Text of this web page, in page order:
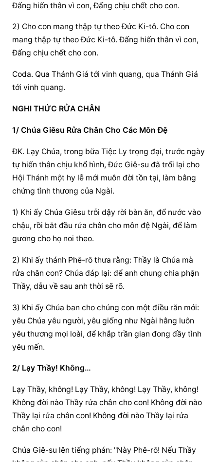
Đấng hiến thân vì con, Đấng chịu chết cho con.
2) Cho con mang thập tự theo Đức Ki-tô. Cho con
mang thập tự theo Đức Ki-tô. Đấng hiến thân vì con,
Đấng chịu chết cho con.
Coda. Qua Thánh Giá tới vinh quang, qua Thánh Giá
tới vinh quang.
NGHI THỨC RỬA CHÂN
1/ Chúa Giêsu Rửa Chân Cho Các Môn Đệ
ĐK. Lạy Chúa, trong bữa Tiệc Ly trọng đại, trước ngày
tự hiến thân chịu khổ hình, Đức Giê-su đã trối lại cho
Hội Thánh một hy lễ mới muôn đời tồn tại, làm bằng
chứng tình thương của Ngài.
1) Khi ấy Chúa Giêsu trỗi dậy rời bàn ăn, đổ nước vào
chậu, rồi bắt đầu rửa chân cho môn đệ Ngài, để làm
gương cho họ noi theo.
2) Khi ấy thánh Phê-rô thưa rằng: Thầy là Chúa mà
rửa chân con? Chúa đáp lại: để anh chung chia phận
Thầy, dẫu về sau anh thời sẽ rõ.
3) Khi ấy Chúa ban cho chúng con một điều răn mới:
yêu Chúa yêu người, yêu giống như Ngài hằng luôn
yêu thương mọi loài, để khắp trần gian đong đầy tình
yêu mến.
2/ Lạy Thầy! Không…
Lạy Thầy, không! Lạy Thầy, không! Lạy Thầy, không!
Không đời nào Thầy rửa chân cho con! Không đời nào
Thầy lại rửa chân con! Không đời nào Thầy lại rửa
chân cho con!
Chúa Giê-su lên tiếng phán: "Này Phê-rô! Nếu Thầy